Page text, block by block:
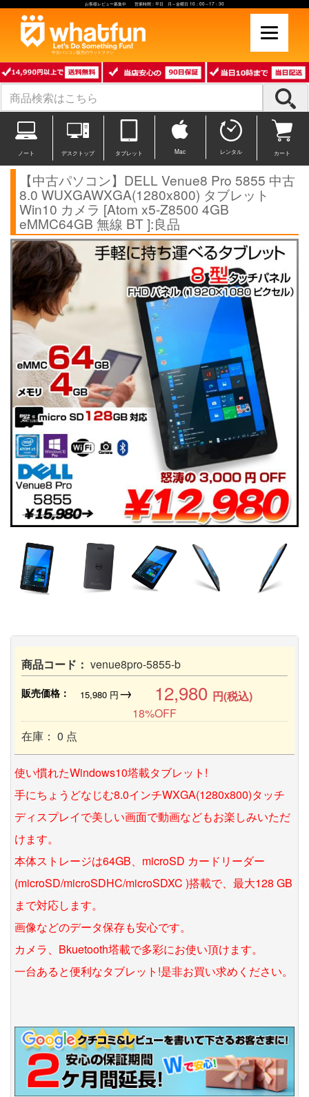
お客様レビュー募集中 営業時間：平日 月～金曜日 10：00～17：30
中古パソコン販売のワットファン
ノート デスクトップ タブレット Mac レンタル カート
【中古パソコン】DELL Venue8 Pro 5855 中古
8.0 WUXGAWXGA(1280x800) タブレット
Win10 カメラ [Atom x5-Z8500 4GB
eMMC64GB 無線 BT ]:良品
商品コード： venue8pro-5855-b
販売価格： 15,980円→ 12,980 円(税込)
18%OFF
在庫： 0 点
使い慣れたWindows10塔載タブレット!
手にちょうどなじむ8.0インチWXGA(1280x800)タッチ
ディスプレイで美しい画面で動画などもお楽しみいただ
けます。
本体ストレージは64GB、microSD カードリーダー
(microSD/microSDHC/microSDXC )搭載で、最大128 GB
まで対応します。
画像などのデータ保存も安心です。
カメラ、Bkuetooth塔載で多彩にお使い頂けます。
一台あると便利なタブレット!是非お買い求めください。